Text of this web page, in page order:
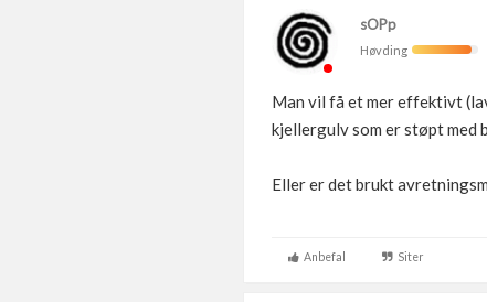
sOPp
Høvding
Man vil få et mer effektivt
kjellergulv som er støpt med
Eller er det brukt
Anbefal Siter